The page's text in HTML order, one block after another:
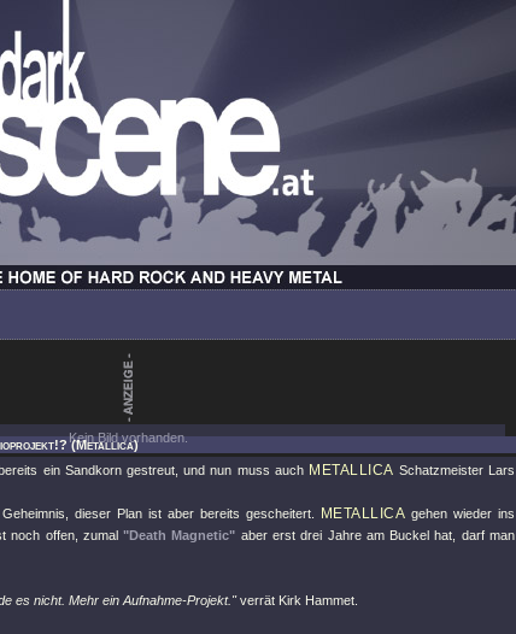
Kein Bild vorhanden.
(Metallica)
ein Sandkorn gestreut, und nun muss auch METALLICA Schatzmeister Lars
dieser Plan ist aber bereits gescheitert.
METALLICA gehen wieder ins
noch offen, zumal"Death Magnetic" aber erst drei Jahre am Buckel hat, darf man
es nicht. Mehr ein Aufnahme-Projekt."verrät Kirk Hammet.